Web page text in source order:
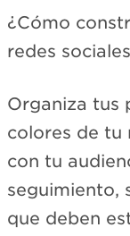
¿Cómo
redes
Organiza tus
colores de tu
con tu
seguimiento,
que deben